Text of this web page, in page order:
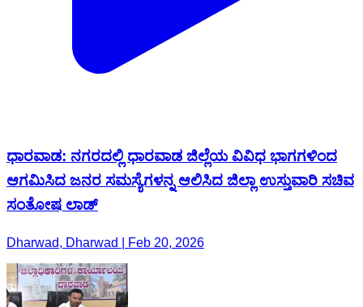
ಧಾರವಾಡ: ನಗರದಲ್ಲಿ ಧಾರವಾಡ ಜಿಲ್ಲೆಯ ವಿವಿಧ ಭಾಗಗಳಿಂದ
ಆಗಮಿಸಿದ ಜನರ ಸಮಸ್ಯೆಗಳನ್ನ ಆಲಿಸಿದ ಜಿಲ್ಲಾ ಉಸ್ತುವಾರಿ ಸಚಿವ
ಸಂತೋಷ ಲಾಡ್
Dharwad, Dharwad | Feb 20, 2026